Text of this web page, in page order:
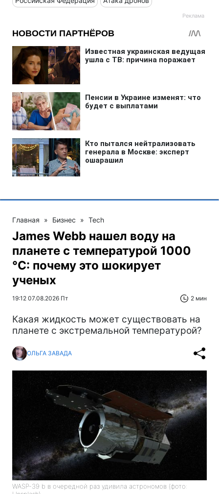
Главная » Бизнес » Tech
James Webb нашел воду на
планете с температурой 1000
°C: почему это шокирует
ученых
19:12 07.08.2026 Пт 2 мин
Какая жидкость может существовать на
планете с экстремальной температурой?
ОЛЬГА ЗАВАДА
WASP-39 b в очередной раз удивила астрономов (фото: